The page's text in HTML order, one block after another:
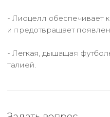
- Лиоцелл обеспечивает
и предотвращает
- Легкая, дышащая
талией.